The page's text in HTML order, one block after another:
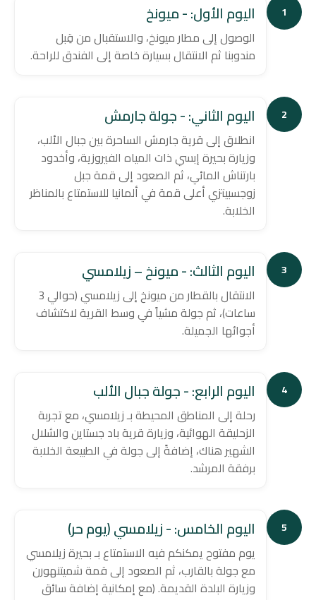
1 اليوم الأول: - ميونخ
الوصول إلى مطار ميونخ، والاستقبال من قِبل
مندوبنا ثم الانتقال بسيارة خاصة إلى الفندق للراحة.
2 اليوم الثاني: - جولة جارمش
انطلاق إلى قرية جارمش الساحرة بين جبال الألب،
وزيارة بحيرة إبسي ذات المياه الفيروزية، وأخدود
بارتناش المائي، ثم الصعود إلى قمة جبل
زوجسبيتزي أعلى قمة في ألمانيا للاستمتاع بالمناظر
الخلابة.
3 اليوم الثالث: - ميونخ – زيلامسي
الانتقال بالقطار من ميونخ إلى زيلامسي (حوالي 3
ساعات)، ثم جولة مشياً في وسط القرية لاكتشاف
أجوائها الجميلة.
4 اليوم الرابع: - جولة جبال الألب
رحلة إلى المناطق المحيطة بـ زيلامسي، مع تجربة
الزحليقة الهوائية، وزيارة قرية باد جستاين والشلال
الشهير هناك، إضافةً إلى جولة في الطبيعة الخلابة
برفقة المرشد.
5 اليوم الخامس: - زيلامسي (يوم حر)
يوم مفتوح يمكنكم فيه الاستمتاع بـ بحيرة زيلامسي
مع جولة بالقارب، ثم الصعود إلى قمة شميتنهورن
وزيارة البلدة القديمة. (مع إمكانية إضافة سائق